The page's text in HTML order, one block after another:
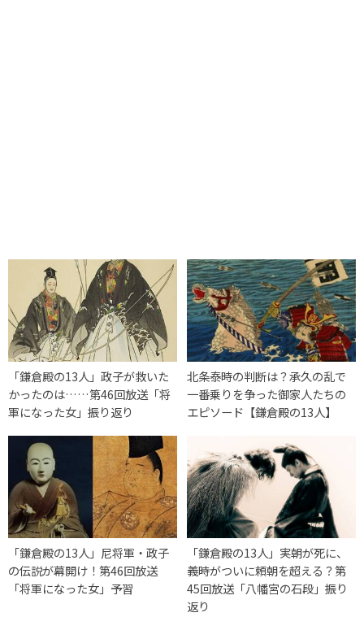
「鎌倉殿の13人」政子が救いた
かったのは……第46回放送「将
軍になった女」振り返り
北条泰時の判断は？承久の乱で
一番乗りを争った御家人たちの
エピソード【鎌倉殿の13人】
「鎌倉殿の13人」尼将軍・政子
の伝説が幕開け！第46回放送
「将軍になった女」予習
「鎌倉殿の13人」実朝が死に、
義時がついに頼朝を超える？第
45回放送「八幡宮の石段」振り
返り